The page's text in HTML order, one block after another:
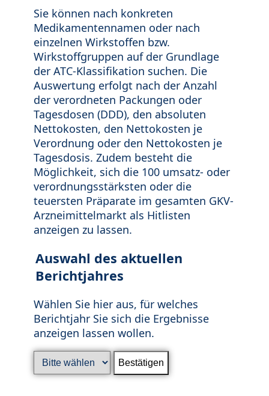
Sie können nach konkreten
Medikamentennamen oder nach
einzelnen Wirkstoffen bzw.
Wirkstoffgruppen auf der Grundlage
der ATC-Klassifikation suchen. Die
Auswertung erfolgt nach der Anzahl
der verordneten Packungen oder
Tagesdosen (DDD), den absoluten
Nettokosten, den Nettokosten je
Verordnung oder den Nettokosten je
Tagesdosis. Zudem besteht die
Möglichkeit, sich die 100 umsatz- oder
verordnungsstärksten oder die
teuersten Präparate im gesamten GKV-
Arzneimittelmarkt als Hitlisten
anzeigen zu lassen.
Auswahl des aktuellen
Berichtjahres
Wählen Sie hier aus, für welches
Berichtjahr Sie sich die Ergebnisse
anzeigen lassen wollen.